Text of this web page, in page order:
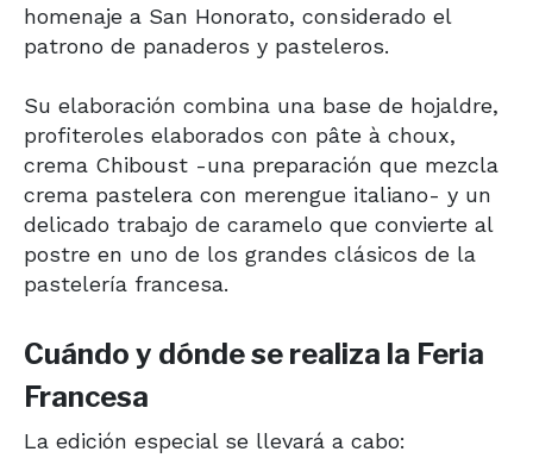
homenaje a San Honorato, considerado el
patrono de panaderos y pasteleros.
Su elaboración combina una base de hojaldre,
profiteroles elaborados con pâte à choux,
crema Chiboust -una preparación que mezcla
crema pastelera con merengue italiano- y un
delicado trabajo de caramelo que convierte al
postre en uno de los grandes clásicos de la
pastelería francesa.
Cuándo y dónde se realiza la Feria
Francesa
La edición especial se llevará a cabo: